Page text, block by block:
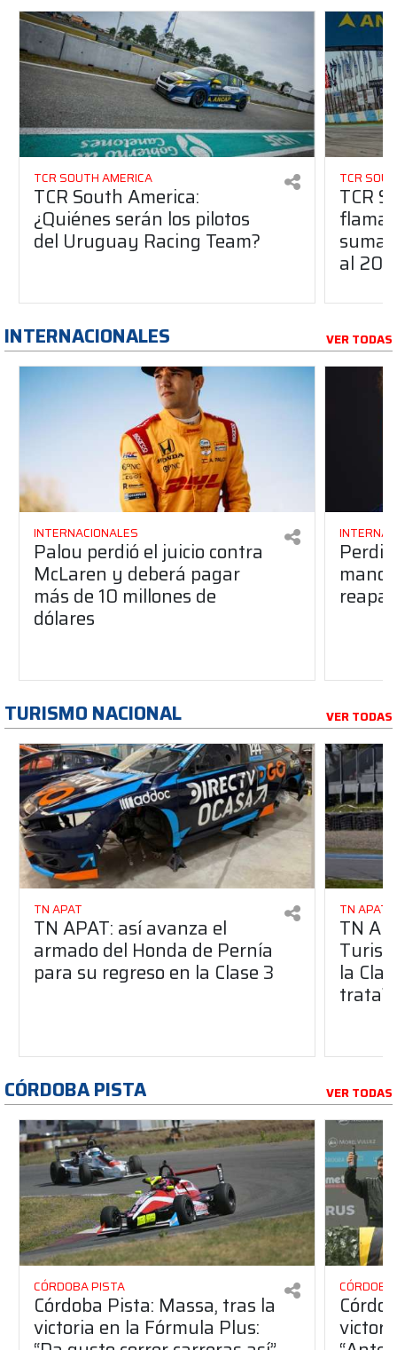
TCR SOUTH AMERICA
TCR South America:
¿Quiénes serán los pilotos
del Uruguay Racing Team?
TCR
TCR
suma
al
INTERNACIONALES VER TODAS
INTERNACIONALES
Palou perdió el juicio contra
McLaren y deberá pagar
más de 10 millones de
dólares
TURISMO NACIONAL VER TODAS
TN APAT
TN APAT: así avanza el
armado del Honda de Pernía
para su regreso en la Clase 3
TN APAT
TN
la
trata?
CÓRDOBA PISTA VER TODAS
CÓRDOBA PISTA
Córdoba Pista: Massa, tras la
victoria en la Fórmula Plus: